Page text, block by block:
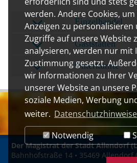
werden. Andere Cookies,
Anzeigen zu personalisieren
Zugriffe auf unsere Website
analysieren, werden nur mit
Zustimmung gesetzt.
wir Informationen zu Ihrer
unserer Website an unsere
soziale Medien, Werbung
weiter. Datenschutzhinweise
Notwendig
Einzelhandel
Gaststätten
Unterkünfte
Der Magistrat der Stadt Allendorf
Bahnhofstraße 14 • 35469 Allendorf